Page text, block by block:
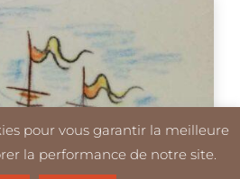
pour vous garantir la meilleure
la performance de notre site.